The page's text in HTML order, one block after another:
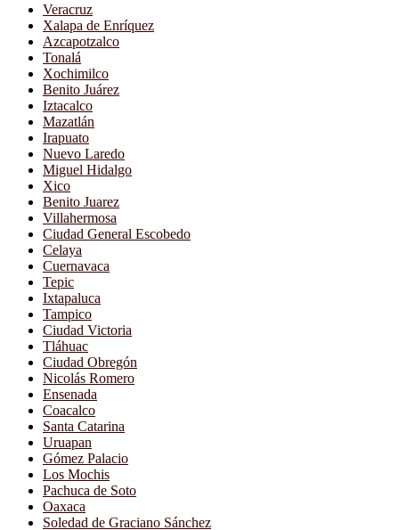
Veracruz
Xalapa de Enríquez
Azcapotzalco
Tonalá
Xochimilco
Benito Juárez
Iztacalco
Mazatlán
Irapuato
Nuevo Laredo
Miguel Hidalgo
Xico
Benito Juarez
Villahermosa
Ciudad General Escobedo
Celaya
Cuernavaca
Tepic
Ixtapaluca
Tampico
Ciudad Victoria
Tláhuac
Ciudad Obregón
Nicolás Romero
Ensenada
Coacalco
Santa Catarina
Uruapan
Gómez Palacio
Los Mochis
Pachuca de Soto
Oaxaca
Soledad de Graciano Sánchez